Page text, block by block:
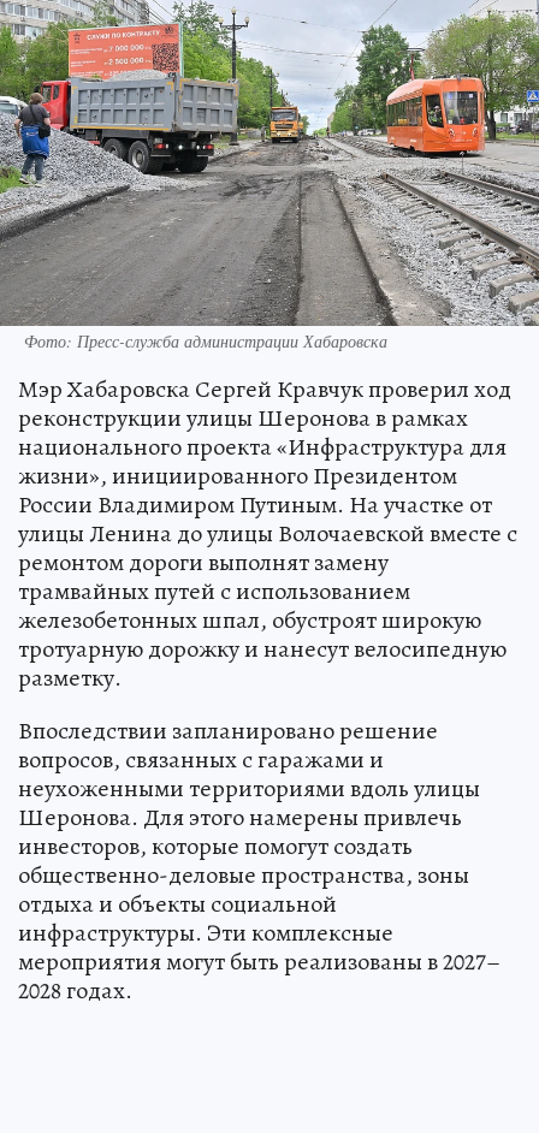
Фото: Пресс-служба администрации Хабаровска
Мэр Хабаровска Сергей Кравчук проверил ход
реконструкции улицы Шеронова в рамках
национального проекта «Инфраструктура для
жизни», инициированного Президентом
России Владимиром Путиным. На участке от
улицы Ленина до улицы Волочаевской вместе с
ремонтом дороги выполнят замену
трамвайных путей с использованием
железобетонных шпал, обустроят широкую
тротуарную дорожку и нанесут велосипедную
разметку.
Впоследствии запланировано решение
вопросов, связанных с гаражами и
неухоженными территориями вдоль улицы
Шеронова. Для этого намерены привлечь
инвесторов, которые помогут создать
общественно-деловые пространства, зоны
отдыха и объекты социальной
инфраструктуры. Эти комплексные
мероприятия могут быть реализованы в 2027–
2028 годах.